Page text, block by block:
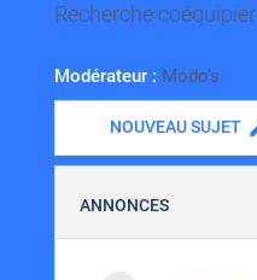
Recherche coéquipier
Modérateur : Modo's
NOUVEAU SUJET
ANNONCES